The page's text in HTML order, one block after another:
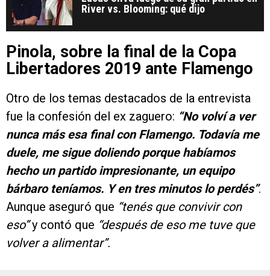
River vs. Blooming: qué dijo
Pinola, sobre la final de la Copa
Libertadores 2019 ante Flamengo
Otro de los temas destacados de la entrevista
fue la confesión del ex zaguero: “No volví a ver
nunca más esa final con Flamengo. Todavía me
duele, me sigue doliendo porque habíamos
hecho un partido impresionante, un equipo
bárbaro teníamos. Y en tres minutos lo perdés”.
Aunque aseguró que “tenés que convivir con
eso”y contó que “después de eso me tuve que
volver a alimentar”.